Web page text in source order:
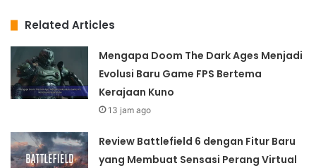
Related Articles
Mengapa Doom The Dark Ages Menjadi
Evolusi Baru Game FPS Bertema
Kerajaan Kuno
13 jam ago
Review Battlefield 6 dengan Fitur Baru
yang Membuat Sensasi Perang Virtual